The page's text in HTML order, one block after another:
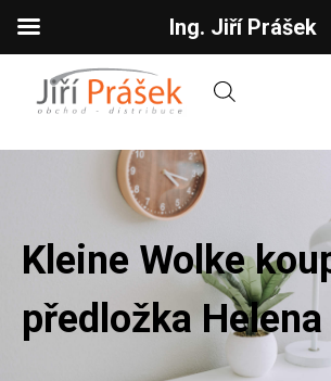
Kleine Wolke
předložka Helena
Ing. Jiří Prášek